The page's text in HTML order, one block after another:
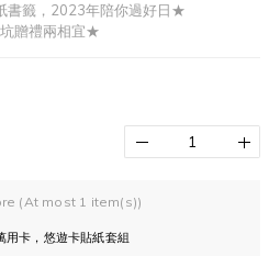
書籤，2023年陪你過好日★
贈禮兩相宜★
(At most 1 item(s))
用卡，悠遊卡貼紙套組